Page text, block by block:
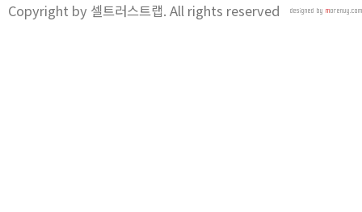
Copyright by 셀트러스트랩. All rights reserved